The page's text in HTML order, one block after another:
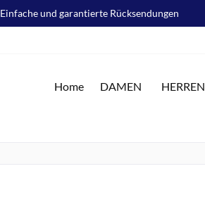
Einfache und garantierte Rücksendungen
Home DAMEN HERREN